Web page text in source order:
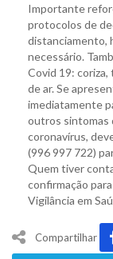
Importante
protocolos de
distanciamento,
necessário.
Covid 19:
de ar. Se
imediatamente
outros sintomas
coronavírus,
(996 997 722)
Quem tiver
confirmação
Vigilância em
Compartilhar